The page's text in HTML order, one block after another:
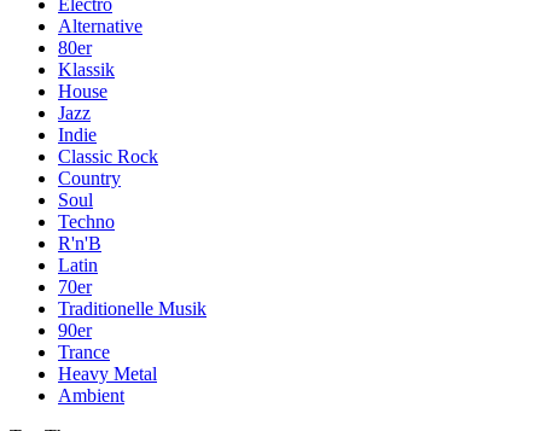
Electro
Alternative
80er
Klassik
House
Jazz
Indie
Classic Rock
Country
Soul
Techno
R'n'B
Latin
70er
Traditionelle Musik
90er
Trance
Heavy Metal
Ambient